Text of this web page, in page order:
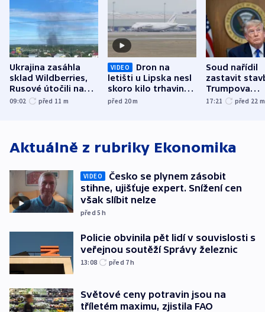
Ukrajina zasáhla
sklad Wildberries,
Rusové útočili na
trh, hasiče či
09:02 před 11 m
VIDEO
Dron na
letišti u Lipska nesl
skoro kilo trhaviny,
indicie ukazují na
před 20m
Soud nařídil
zastavit
Trumpova
tanečního
17:21 před 22 m
Aktuálně z rubriky Ekonomika
VIDEO
Česko se plynem zásobit
stihne, ujišťuje expert. Snížení cen
však slíbit nelze
před 5h
Policie obvinila pět lidí v souvislosti s
veřejnou soutěží Správy železnic
13:08 před 7h
Světové ceny potravin jsou na
tříletém maximu, zjistila FAO